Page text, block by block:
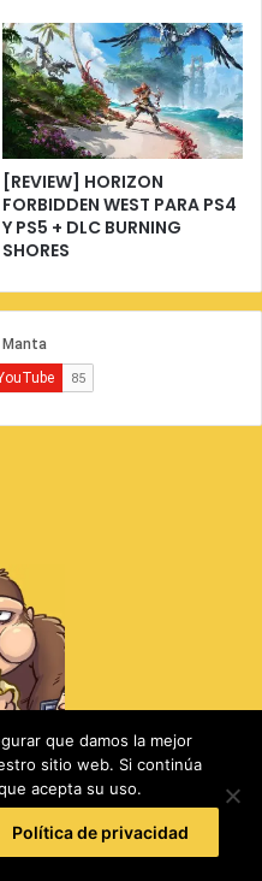
[REVIEW] HORIZON
FORBIDDEN WEST PARA PS4
Y PS5 + DLC BURNING
SHORES
que damos la mejor
sitio web. Si continúa
acepta su uso.
Política de privacidad